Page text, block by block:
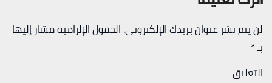
لن يتم نشر عنوان بريدك الإلكتروني. الحقول الإلزامية مشار إليها
بـ*
التعليق